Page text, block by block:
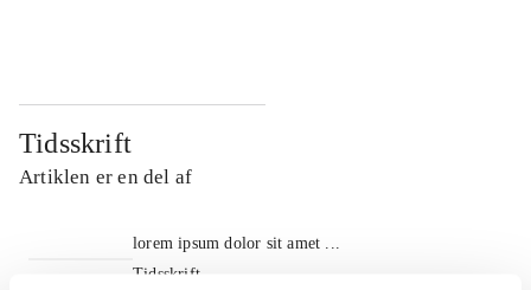
Tidsskrift
Artiklen er en del af
lorem ipsum dolor sit amet ...
Tidsskrift